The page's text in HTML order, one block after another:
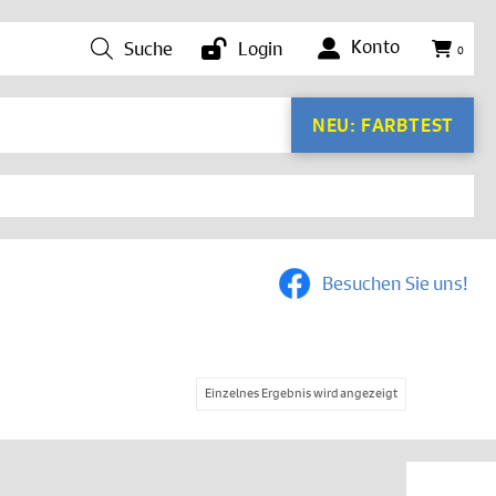
Suche Login Konto 0
NEU: FARBTEST
Besuchen Sie uns!
Einzelnes Ergebnis wird angezeigt